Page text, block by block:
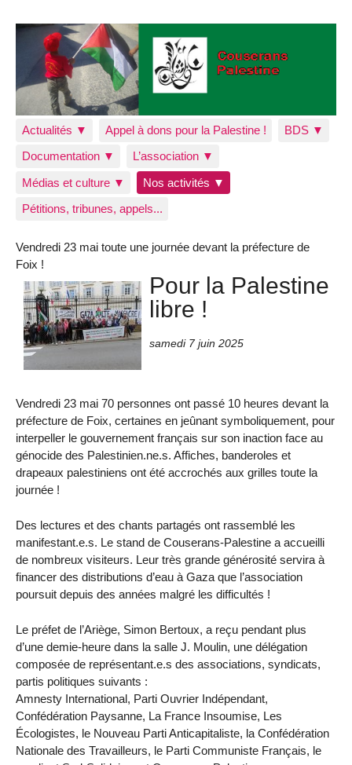
Actualités ▼ Appel à dons pour la Palestine !
BDS ▼
Documentation ▼
L’association ▼
Médias et culture ▼
Nos activités ▼
Pétitions, tribunes, appels...
Vendredi 23 mai toute une journée devant la préfecture de
Foix !
Pour la Palestine
libre !
samedi 7 juin 2025
Vendredi 23 mai 70 personnes ont passé 10 heures devant la
préfecture de Foix, certaines en jeûnant symboliquement, pour
interpeller le gouvernement français sur son inaction face au
génocide des Palestinien.ne.s. Affiches, banderoles et
drapeaux palestiniens ont été accrochés aux grilles toute la
journée !
Des lectures et des chants partagés ont rassemblé les
manifestant.e.s. Le stand de Couserans-Palestine a accueilli
de nombreux visiteurs. Leur très grande générosité servira à
financer des distributions d’eau à Gaza que l’association
poursuit depuis des années malgré les difficultés !
Le préfet de l’Ariège, Simon Bertoux, a reçu pendant plus
d’une demie-heure dans la salle J. Moulin, une délégation
composée de représentant.e.s des associations, syndicats,
partis politiques suivants :
Amnesty International, Parti Ouvrier Indépendant,
Confédération Paysanne, La France Insoumise, Les
Écologistes, le Nouveau Parti Anticapitaliste, la Confédération
Nationale des Travailleurs, le Parti Communiste Français, le